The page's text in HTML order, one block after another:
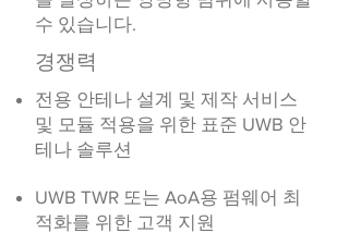
수 있습니다.
경쟁력
전용 안테나 설계 및 제작 서비스
및 모듈 적용을 위한 표준 UWB 안
테나 솔루션
UWB TWR 또는 AoA용 펌웨어 최
적화를 위한 고객 지원